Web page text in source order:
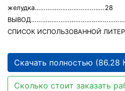
желудка………………………………..28
СПИСОК ИСПОЛЬЗОВАННОЙ
Скачать полностью (86.28
Сколько стоит заказать